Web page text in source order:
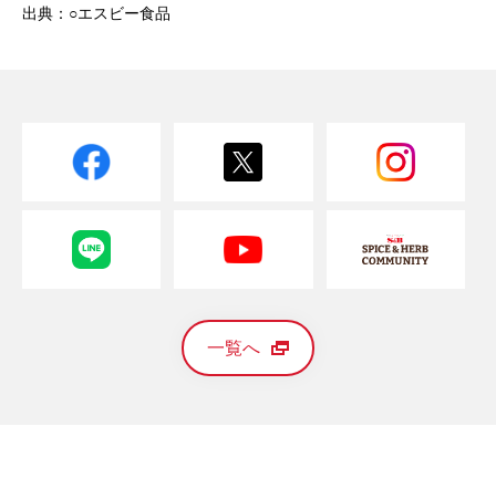
出典：○エスビー食品
一覧へ